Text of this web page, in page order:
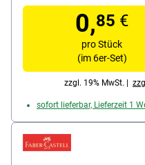
Offenlagerfähigkeit,
Besonderheiten:
Stunden
Inhalt pro Pack: 6 Stück
0,85 €
pro Stück
(im 6er-Set)
zzgl. 19% MwSt. |
sofort lieferbar, Lieferzeit 1